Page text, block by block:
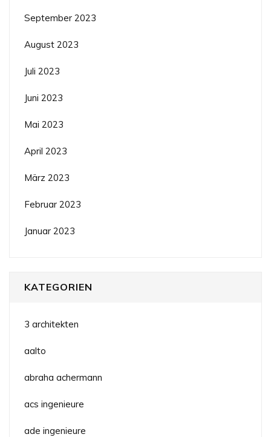
September 2023
August 2023
Juli 2023
Juni 2023
Mai 2023
April 2023
März 2023
Februar 2023
Januar 2023
KATEGORIEN
3 architekten
aalto
abraha achermann
acs ingenieure
ade ingenieure